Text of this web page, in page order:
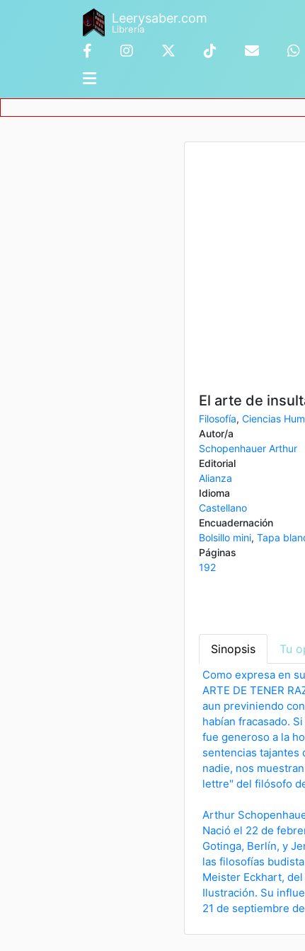
Leerysaber.com
Librería
El arte de
Filosofía, Ciencias
Autor/a
Schopenhauer Arthur
Editorial
Alianza
Idioma
Castellano
Encuadernación
Bolsillo mini, Tapa
Páginas
192
Sinopsis Tu
Como expresa en
ARTE DE TENER
aun previniendo
habían fracasado.
fue generoso a la
sentencias tajantes
nadie, nos
lettre" del filósofo
Arthur
Nació el 22 de
Gotinga, Berlín, y
las filosofías
Meister Eckhart,
Ilustración. Su
21 de septiembre